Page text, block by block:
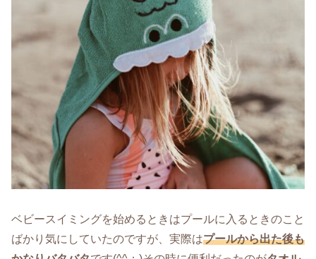
ベビースイミングを始めるときはプールに入るときのこと
ばかり気にしていたのですが、実際はプールから出た後も